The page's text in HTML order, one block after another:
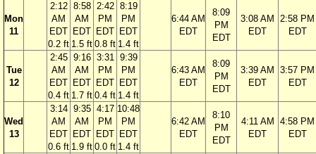
Mon
11
2:12
AM
EDT
0.2 ft
8:58
AM
EDT
1.5 ft
2:42
PM
EDT
0.8 ft
8:19
PM
EDT
1.4 ft
6:44 AM
EDT
8:09
PM
EDT
3:08 AM
EDT
2:58 PM
EDT
Tue
12
2:45
AM
EDT
0.4 ft
9:16
AM
EDT
1.7 ft
3:31
PM
EDT
0.4 ft
9:39
PM
EDT
1.4 ft
6:43 AM
EDT
8:09
PM
EDT
3:39 AM
EDT
3:57 PM
EDT
Wed
13
3:14
AM
EDT
0.6 ft
9:35
AM
EDT
1.9 ft
4:17
PM
EDT
0.0 ft
10:48
PM
EDT
1.4 ft
6:42 AM
EDT
8:10
PM
EDT
4:11 AM
EDT
4:58 PM
EDT